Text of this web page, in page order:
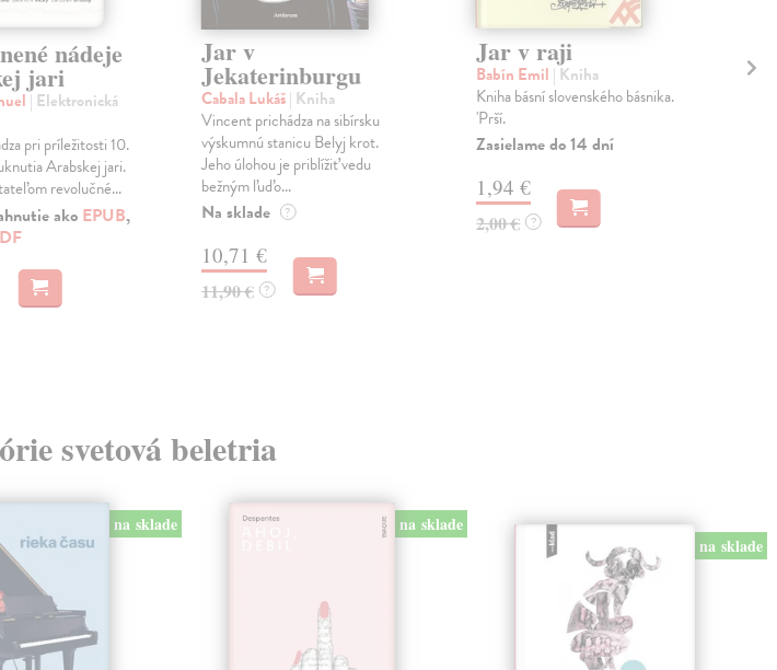
nádeje
jari
| Elektronická
pri príležitosti 10.
Arabskej jari.
revolučné...
ako EPUB,
Jar v
Jekaterinburgu
Cabala Lukáš| Kniha
Vincent prichádza na sibírsku
výskumnú stanicu Belyj krot.
Jeho úlohou je priblížiť vedu
bežným ľuďo...
Na sklade ?
10,71 €
11,90 € ?
Jar v raji
Babín Emil | Kniha
Kniha básní slovenského básnika.
'Prší.
Zasielame do 14 dní
1,94 €
2,00 € ?
svetová beletria
na sklade na sklade
na sklade